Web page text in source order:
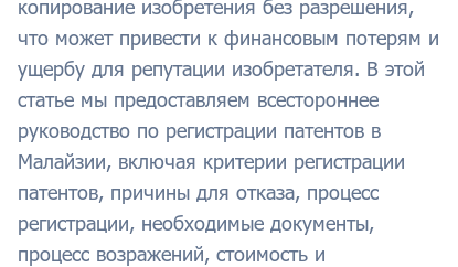
копирование изобретения без разрешения,
что может привести к финансовым потерям и
ущербу для репутации изобретателя. В этой
статье мы предоставляем всестороннее
руководство по регистрации патентов в
Малайзии, включая критерии регистрации
патентов, причины для отказа, процесс
регистрации, необходимые документы,
процесс возражений, стоимость и